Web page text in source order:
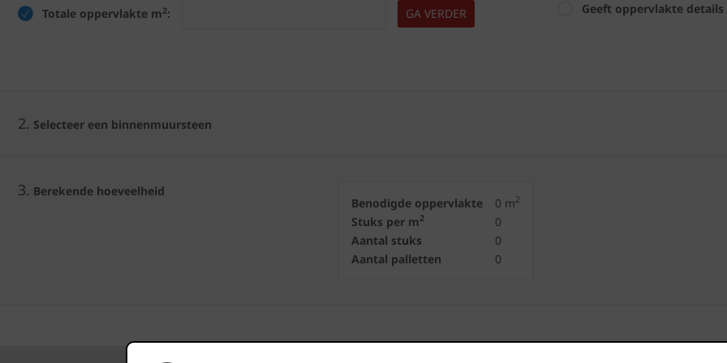
Totale oppervlakte m2: GA VERDER Geeft oppervlakte details
2. Selecteer een binnenmuursteen
3. Berekende hoeveelheid
Benodigde oppervlakte 0 m2
Stuks per m2
0
Aantal stuks
0
Aantal palletten
0